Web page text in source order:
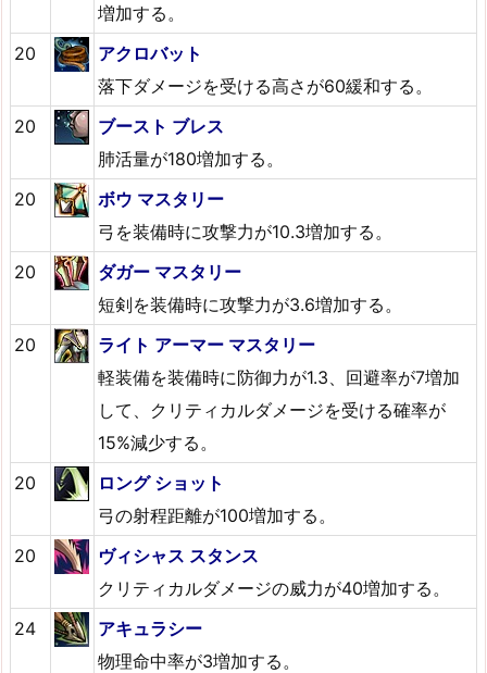
増加する。
20
アクロバット
落下ダメージを受ける高さが60緩和する。
20
ブースト ブレス
肺活量が180増加する。
20
ボウ マスタリー
弓を装備時に攻撃力が10.3増加する。
20
ダガー マスタリー
短剣を装備時に攻撃力が3.6増加する。
20
ライト アーマー マスタリー
軽装備を装備時に防御力が1.3、回避率が7増加
して、クリティカルダメージを受ける確率が
15%減少する。
20
ロング ショット
弓の射程距離が100増加する。
20
ヴィシャス スタンス
クリティカルダメージの威力が40増加する。
24
アキュラシー
物理命中率が3増加する。